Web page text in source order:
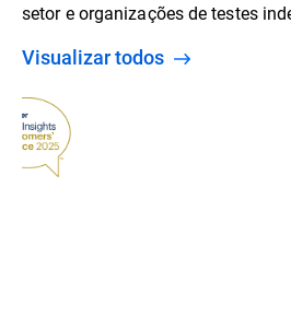
setor e organizações de testes
Visualizar todos